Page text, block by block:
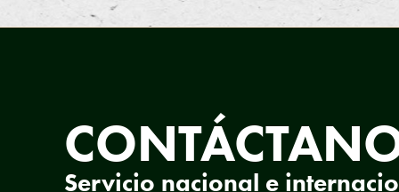
Servicio nacional e